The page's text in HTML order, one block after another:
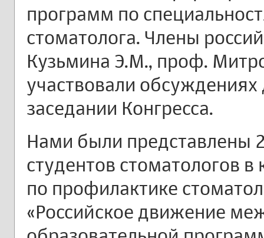
программ по
стоматолога. Члены
Кузьмина Э.М., проф.
участвовали
заседании Конгресса.
Нами были представлены
студентов стоматологов
по профилактике
«Российское движение